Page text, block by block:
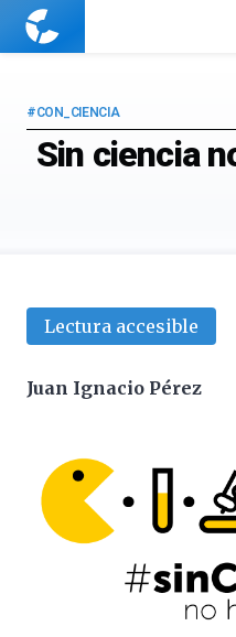
Cuaderno
Sin ciencia
#CON_CIENCIA
Lectura accesible
Juan Ignacio Pérez